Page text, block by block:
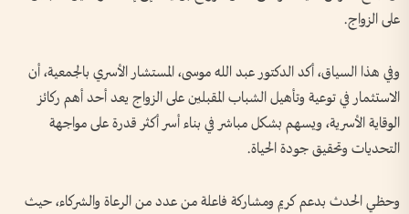
على الزواج.
وفي هذا السياق، أكد الدكتور عبد الله موسى، المستشار الأسري بالجمعية، أن
الاستثمار في توعية وتأهيل الشباب المقبلين على الزواج يعد أحد أهم ركائز
الوقاية الأسرية، ويسهم بشكل مباشر في بناء أسر أكثر قدرة على مواجهة
التحديات وتحقيق جودة الحياة.
وحظي الحدث بدعم كريم ومشاركة فاعلة من عدد من الرعاة والشركاء، حيث